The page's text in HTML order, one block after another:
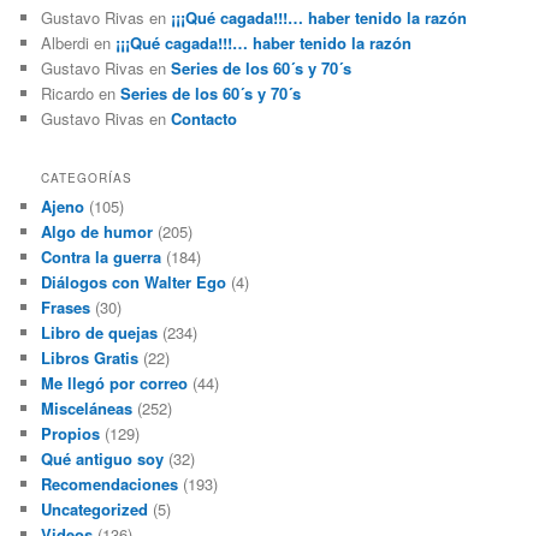
Gustavo Rivas en ¡¡¡Qué cagada!!!… haber tenido la razón
Alberdi en ¡¡¡Qué cagada!!!… haber tenido la razón
Gustavo Rivas enSeries de los 60´s y 70´s
Ricardo enSeries de los 60´s y 70´s
Gustavo Rivas enContacto
CATEGORÍAS
Ajeno (105)
Algo de humor (205)
Contra la guerra (184)
Diálogos con Walter Ego (4)
Frases (30)
Libro de quejas (234)
Libros Gratis (22)
Me llegó por correo (44)
Misceláneas (252)
Propios (129)
Qué antiguo soy (32)
Recomendaciones (193)
Uncategorized (5)